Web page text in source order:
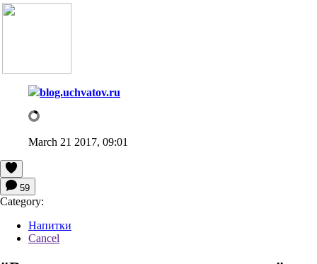
blog.uchvatov.ru
March 21 2017, 09:01
59
Category:
Напитки
Cancel